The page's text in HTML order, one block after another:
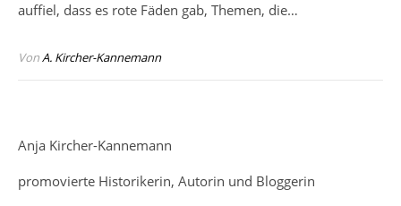
auffiel, dass es rote Fäden gab, Themen, die…
VonA. Kircher-Kannemann
Anja Kircher-Kannemann
promovierte Historikerin, Autorin und Bloggerin